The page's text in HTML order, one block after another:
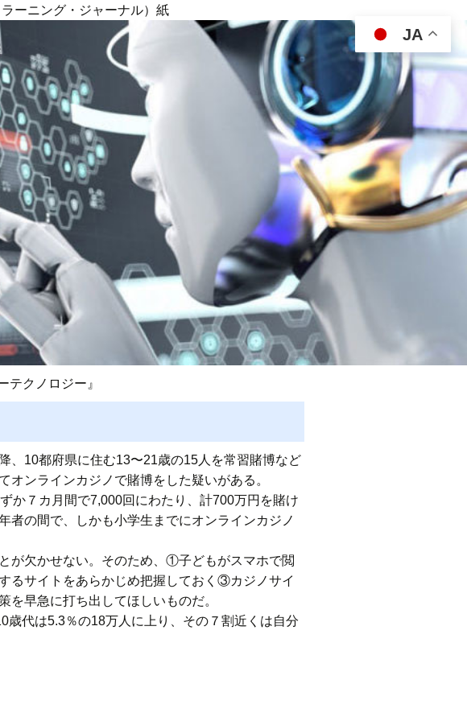
ーニング・ジャーナル）紙
テクノロジー』
、10都府県に住む13〜21歳の15人を常習賭博など
ンラインカジノで賭博をした疑いがある。
か７カ月間で7,000回にわたり、計700万円を賭け
者の間で、しかも小学生までにオンラインカジノ
が欠かせない。そのため、①子どもがスマホで閲
るサイトをあらかじめ把握しておく③カジノサイ
を早急に打ち出してほしいものだ。
代は5.3％の18万人に上り、その７割近くは自分
JA